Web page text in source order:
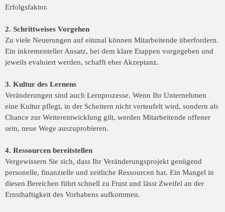
Erfolgsfaktor.
2. Schrittweises Vorgehen
Zu viele Neuerungen auf einmal können Mitarbeitende überfordern.
Ein inkrementeller Ansatz, bei dem klare Etappen vorgegeben und
jeweils evaluiert werden, schafft eher Akzeptanz.
3. Kultur des Lernens
Veränderungen sind auch Lernprozesse. Wenn Ihr Unternehmen
eine Kultur pflegt, in der Scheitern nicht verteufelt wird, sondern als
Chance zur Weiterentwicklung gilt, werden Mitarbeitende offener
sein, neue Wege auszuprobieren.
4. Ressourcen bereitstellen
Vergewissern Sie sich, dass Ihr Veränderungsprojekt genügend
personelle, finanzielle und zeitliche Ressourcen hat. Ein Mangel in
diesen Bereichen führt schnell zu Frust und lässt Zweifel an der
Ernsthaftigkeit des Vorhabens aufkommen.